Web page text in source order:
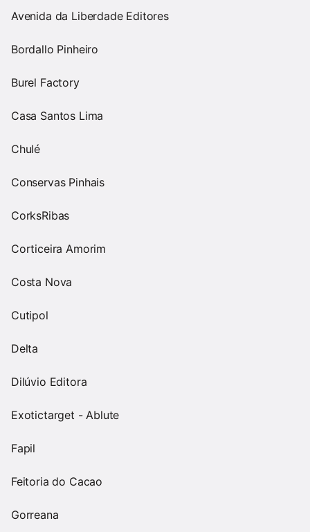
Avenida da Liberdade Editores
Bordallo Pinheiro
Burel Factory
Casa Santos Lima
Chulé
Conservas Pinhais
CorksRibas
Corticeira Amorim
Costa Nova
Cutipol
Delta
Dilúvio Editora
Exotictarget - Ablute
Fapil
Feitoria do Cacao
Gorreana